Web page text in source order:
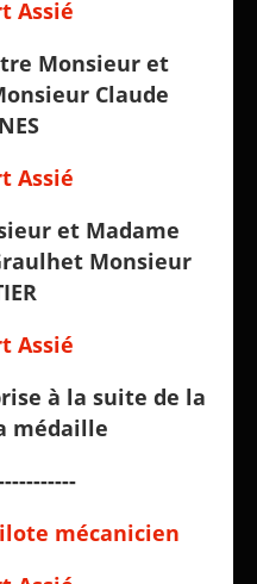
Monsieur et
Claude
et Madame
Monsieur
à la suite de la
médaille